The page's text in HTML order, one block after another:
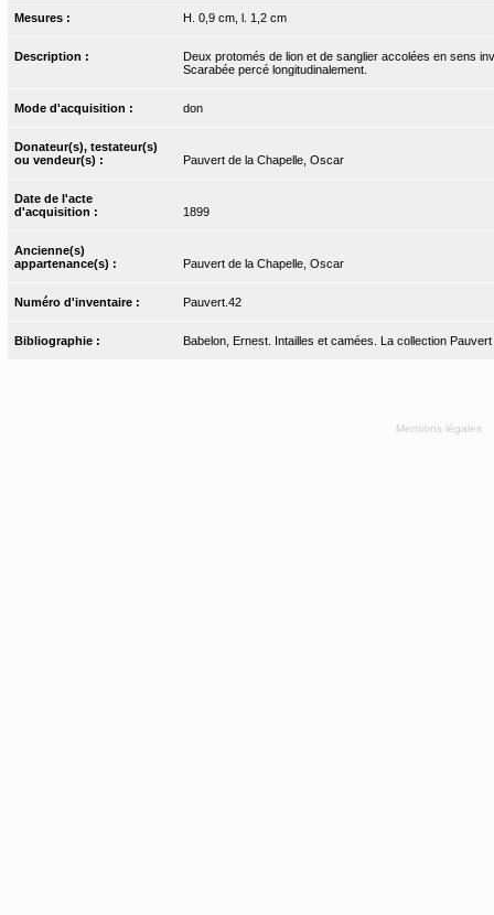
Mesures : H. 0,9 cm, l. 1,2 cm
Description :
Deux protomés de lion et de sanglier accolées en sens
Scarabée percé longitudinalement.
Mode d'acquisition : don
Donateur(s), testateur(s)
ou vendeur(s) :
Pauvert de la Chapelle, Oscar
Date de l'acte
d'acquisition :
1899
Ancienne(s)
appartenance(s) :
Pauvert de la Chapelle, Oscar
Numéro d'inventaire : Pauvert.42
Bibliographie : Babelon, Ernest. Intailles et camées. La collection
Mentions légales